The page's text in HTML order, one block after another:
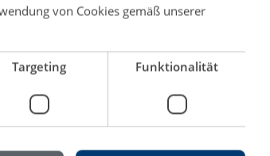
von Cookies gemäß unserer
Targeting Funktionalität